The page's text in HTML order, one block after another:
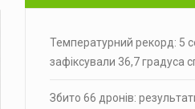
і прекурсорів на понад
Українські військові
Спека. Фото: Укрінформ Аномальна
Температурний рекорд: 5
зафіксували 36,7 градуса
Збито 66 дронів: